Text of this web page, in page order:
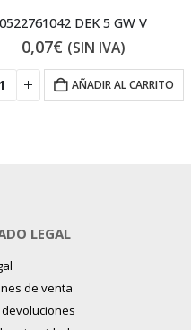
0522761042 DEK 5 GW V
0,07€ (SIN IVA)
AÑADIR AL CARRITO
LEGAL
de venta